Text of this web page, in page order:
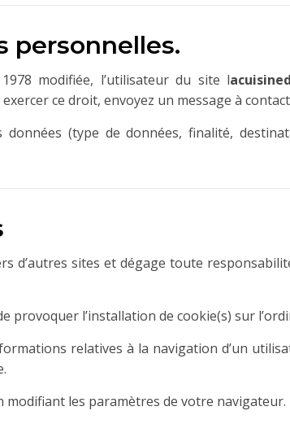
personnelles.
modifiée, l’utilisateur du site l
ce droit, envoyez un message à
(type de données, finalité,
d’autres sites et dégage toute
provoquer l’installation de cookie(s) sur
relatives à la navigation d’un
modifiant les paramètres de votre navigateur.